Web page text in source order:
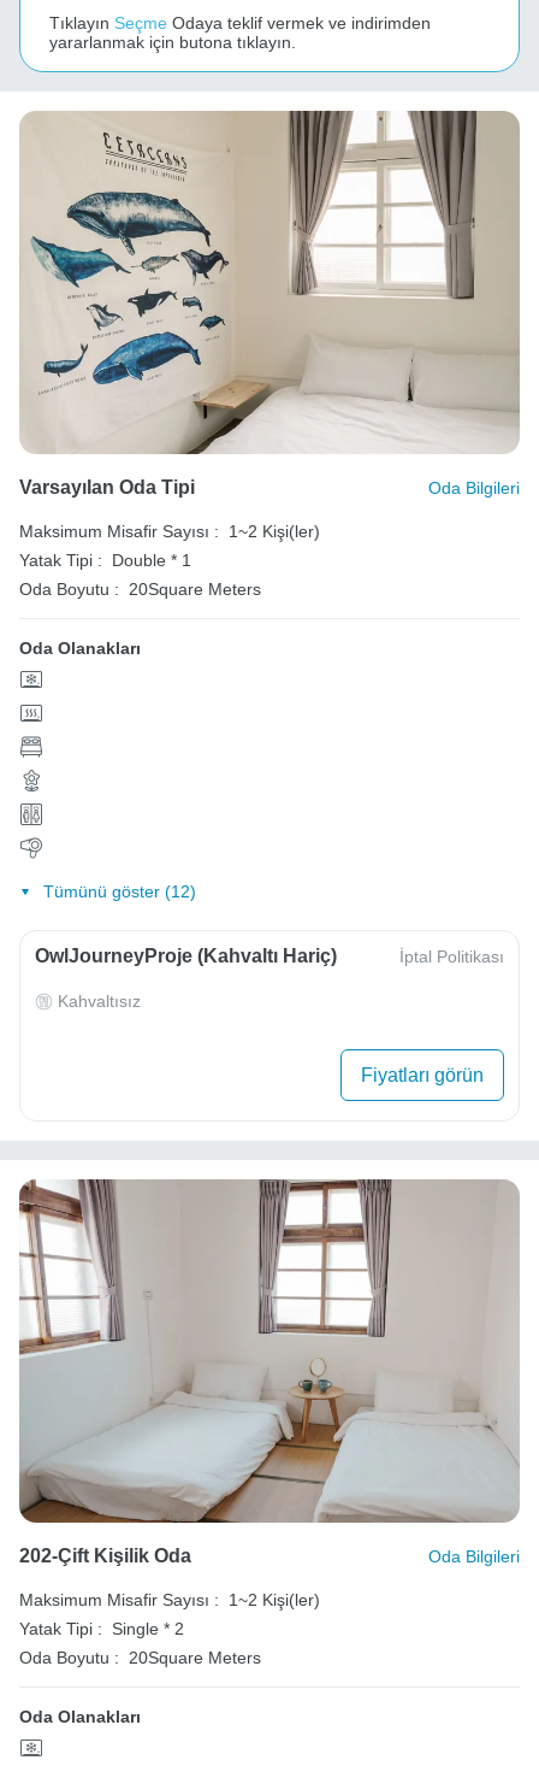
Tıklayın Seçme Odaya teklif vermek ve indirimden
yararlanmak için butona tıklayın.
Varsayılan Oda Tipi Oda Bilgileri
Maksimum Misafir Sayısı :
1~2 Kişi(ler)
Yatak Tipi :
Double * 1
Oda Boyutu :
20Square Meters
Oda Olanakları
Tümünü göster (12)
OwlJourneyProje (Kahvaltı Hariç) İptal Politikası
Kahvaltısız
Fiyatları görün
202-Çift Kişilik Oda Oda Bilgileri
Maksimum Misafir Sayısı :
1~2 Kişi(ler)
Yatak Tipi :
Single * 2
Oda Boyutu : 20Square Meters
Oda Olanakları